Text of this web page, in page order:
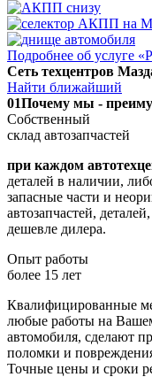
Подробнее об услуге
Сеть техцентров
Найти ближайший
01Почему мы -
Собственный
склад автозапчастей
при каждом
деталей в наличии,
запасные части и
автозапчастей,
дешевле дилера.
Опыт работы
более 15 лет
Квалифицированные
любые работы на
автомобиля, сделают
поломки и
Точные цены и сроки